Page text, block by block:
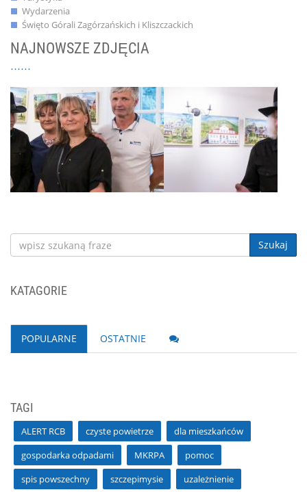
Wydarzenia
Święto Górali Zagórzańskich i Kliszczackich
NAJNOWSZE ZDJĘCIA
Szukaj
KATAGORIE
POPULARNE OSTATNIE
TAGI
ALERT RCB czyste powietrze
dla mieszkańców
gospodarka odpadami
MKRPA
pomoc
spis powszechny
szczepimysie
uzależnienie